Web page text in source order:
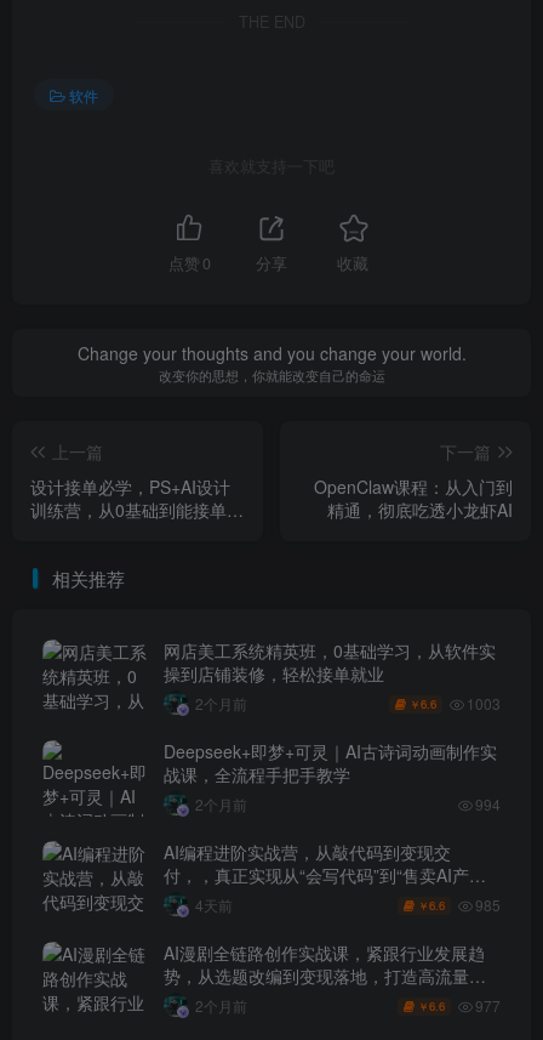
THE END
软件
喜欢就支持一下吧
点赞 0 分享 收藏
Change your thoughts and you change your world.
改变你的思想，你就能改变自己的命运
上一篇
设计接单必学，PS+AI设计
训练营，从0基础到能接单，
下一篇
OpenClaw课程：从入门到
精通，彻底吃透小龙虾AI
相关推荐
网店美工系统精英班，0基础学习，从软件实
操到店铺装修，轻松接单就业
2个月前 ￥6.6 1003
Deepseek+即梦+可灵｜AI古诗词动画制作实
战课，全流程手把手教学
2个月前 994
AI编程进阶实战营，从敲代码到变现交
付，，真正实现从“会写代码”到“售卖AI产品
盈利”的跨越
4天前 ￥6.6 985
AI漫剧全链路创作实战课，紧跟行业发展趋
势，从选题改编到变现落地，打造高流量优
质作品2个月前 ￥6.6 977